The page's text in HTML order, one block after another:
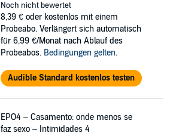
Noch nicht bewertet
8,39 € oder kostenlos mit einem
Probeabo. Verlängert sich automatisch
für 6,99 €/Monat nach Ablauf des
Probeabos. Bedingungen gelten.
Audible Standard kostenlos testen
EPO4 – Casamento: onde menos se
faz sexo – Intimidades 4